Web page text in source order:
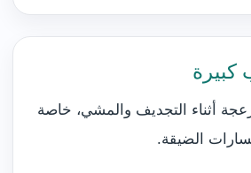
كبيرة
أثناء التجديف والمشي، خاصة
الضيقة.